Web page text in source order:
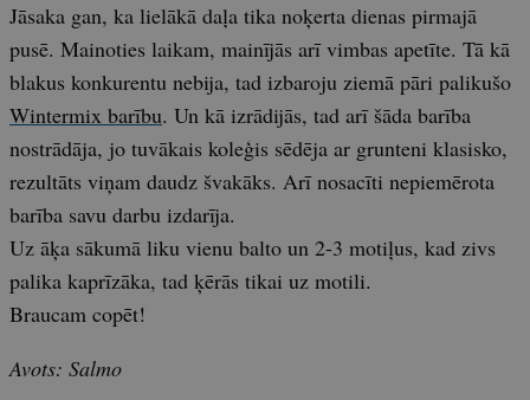
Jāsaka gan, ka lielākā daļa tika noķerta dienas pirmajā
pusē. Mainoties laikam, mainījās arī vimbas apetīte. Tā kā
blakus konkurentu nebija, tad izbaroju ziemā pāri palikušo
Wintermix barību. Un kā izrādijās, tad arī šāda barība
nostrādāja, jo tuvākais koleģis sēdēja ar grunteni klasisko,
rezultāts viņam daudz švakāks. Arī nosacīti nepiemērota
barība savu darbu izdarīja.
Uz āķa sākumā liku vienu balto un 2-3 motiļus, kad zivs
palika kaprīzāka, tad ķērās tikai uz motili.
Braucam copēt!
Avots: Salmo